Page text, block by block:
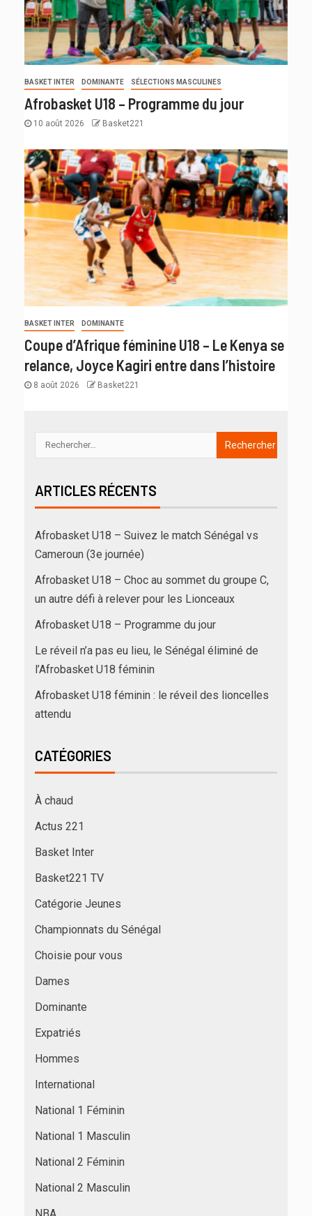
BASKET INTER DOMINANTE SÉLECTIONS MASCULINES
Afrobasket U18 – Programme du jour
10 août 2026 Basket221
BASKET INTER DOMINANTE
Coupe d’Afrique féminine U18 – Le Kenya se
relance, Joyce Kagiri entre dans l’histoire
8 août 2026 Basket221
ARTICLES RÉCENTS
Afrobasket U18 – Suivez le match Sénégal vs
Cameroun (3e journée)
Afrobasket U18 – Choc au sommet du groupe C,
un autre défi à relever pour les Lionceaux
Afrobasket U18 – Programme du jour
Le réveil n’a pas eu lieu, le Sénégal éliminé de
l’Afrobasket U18 féminin
Afrobasket U18 féminin : le réveil des lioncelles
attendu
CATÉGORIES
À chaud
Actus 221
Basket Inter
Basket221 TV
Catégorie Jeunes
Championnats du Sénégal
Choisie pour vous
Dames
Dominante
Expatriés
Hommes
International
National 1 Féminin
National 1 Masculin
National 2 Féminin
National 2 Masculin
NBA